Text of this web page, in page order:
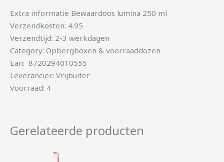
Extra informatie Bewaardoos lumina 250 ml
Verzendkosten: 4.95
Verzendtijd: 2-3 werkdagen
Category: Opbergboxen & voorraaddozen
Ean: 8720294010555
Leverancier: Vrijbuiter
Voorraad: 4
Gerelateerde producten